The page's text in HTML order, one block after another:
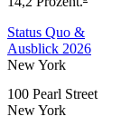
Status Quo &
Ausblick 2026
New York
100 Pearl Street
New York